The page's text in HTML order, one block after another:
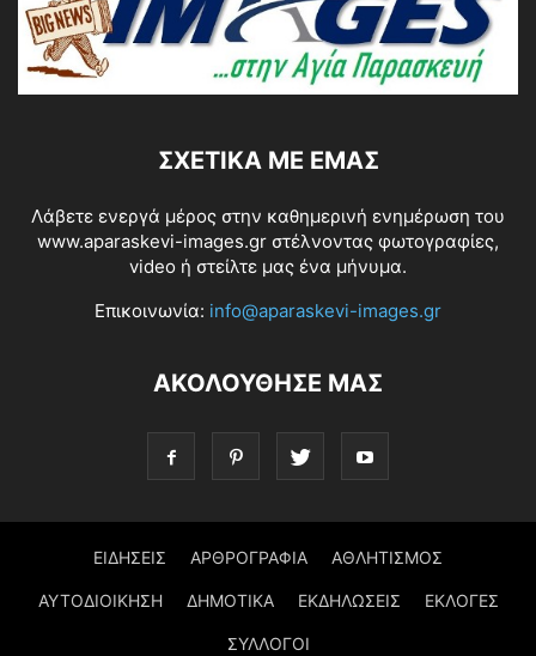
ΣΧΕΤΙΚΆ ΜΕ ΕΜΆΣ
Λάβετε ενεργά μέρος στην καθημερινή ενημέρωση του
www.aparaskevi-images.gr στέλνοντας φωτογραφίες,
video ή στείλτε μας ένα μήνυμα.
Επικοινωνία: info@aparaskevi-images.gr
ΑΚΟΛΟΥΘΗΣΕ ΜΑΣ
ΕΙΔΗΣΕΙΣ ΑΡΘΡΟΓΡΑΦΙΑ ΑΘΛΗΤΙΣΜΟΣ
ΑΥΤΟΔΙΟΙΚΗΣΗ ΔΗΜΟΤΙΚΑ ΕΚΔΗΛΩΣΕΙΣ ΕΚΛΟΓΕΣ
ΣΥΛΛΟΓΟΙ